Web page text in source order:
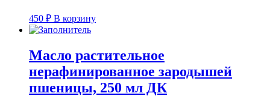
450 ₽ В корзину
Масло растительное
нерафинированное зародышей
пшеницы, 250 мл ДК